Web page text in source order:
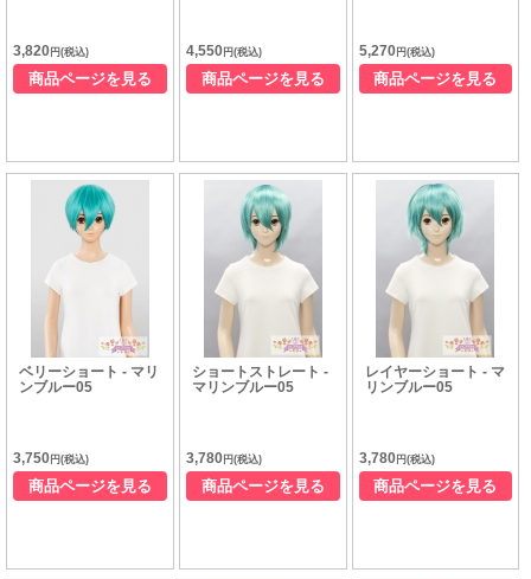
3,820 円(税込)
商品ページを見る
4,550円(税込)
商品ページを見る
5,270円(税込)
商品ページを見る
ベリーショート - マリ
ンブルー05
3,750 円(税込)
商品ページを見る
ショートストレート -
マリンブルー05
3,780円(税込)
商品ページを見る
レイヤーショート - マ
リンブルー05
3,780円(税込)
商品ページを見る